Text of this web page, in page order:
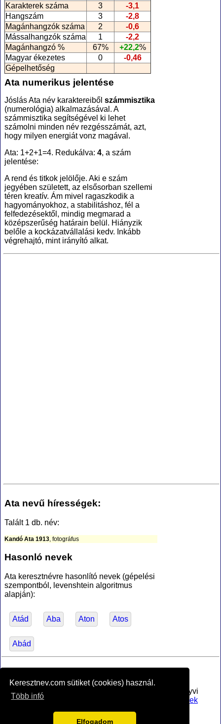
Keresztnev.com sütiket (cookies) használ.
Több infó
Elfogadom
Karakterek száma
3
-3,1
Hangszám
3
-2,8
Magánhangzók száma
2
-0,6
Mássalhangzók száma
1
-2,2
Magánhangzó %
67% +22,2%
Magyar ékezetes
0
-0,46
Gépelhetőség
Ata numerikus jelentése
Jóslás Ata név karaktereiből számmisztika
(numerológia) alkalmazásával. A
számmisztika segítségével ki lehet
számolni minden név rezgésszámát, azt,
hogy milyen energiát vonz magával.
Ata: 1+2+1=4. Redukálva: 4, a szám
jelentése:
A rend és titkok jelölője. Aki e szám
jegyében született, az elsősorban szellemi
téren kreatív. Ám mivel ragaszkodik a
hagyományokhoz, a stabilitáshoz, fél a
felfedezésektől, mindig megmarad a
középszerűség határain belül. Hiányzik
belőle a kockázatvállalási kedv. Inkább
végrehajtó, mint irányító alkat.
Ata nevű hírességek:
Talált 1 db. név:
Kandó Ata 1913 , fotográfus
Hasonló nevek
Ata keresztnévre hasonlító nevek (gépelési
szempontból, levenshtein algoritmus
alapján):
Atád Aba Aton Atos
Abád
Az MTA Nyelvtudományi Intézete által anyakönyvi
bejegyzésre alkalmasnak minősített
férfi utónevek
névnapok és jelentések nagy része